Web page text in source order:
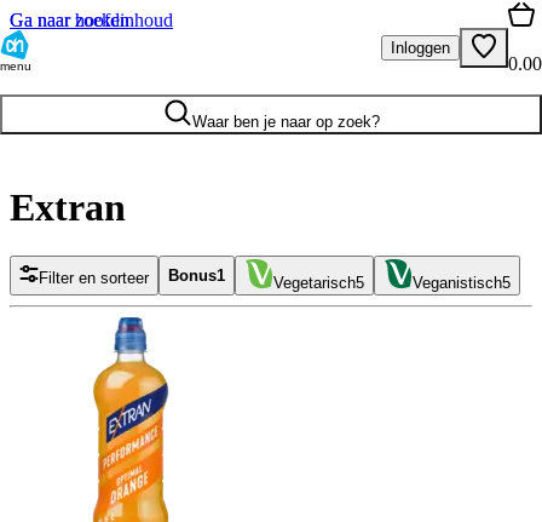
Ga naar hoofdinhoud
Ga naar zoeken
menu
Inloggen
0.00
Waar ben je naar op zoek?
Extran
Filter en sorteer Bonus1 Vegetarisch5 Veganistisch5